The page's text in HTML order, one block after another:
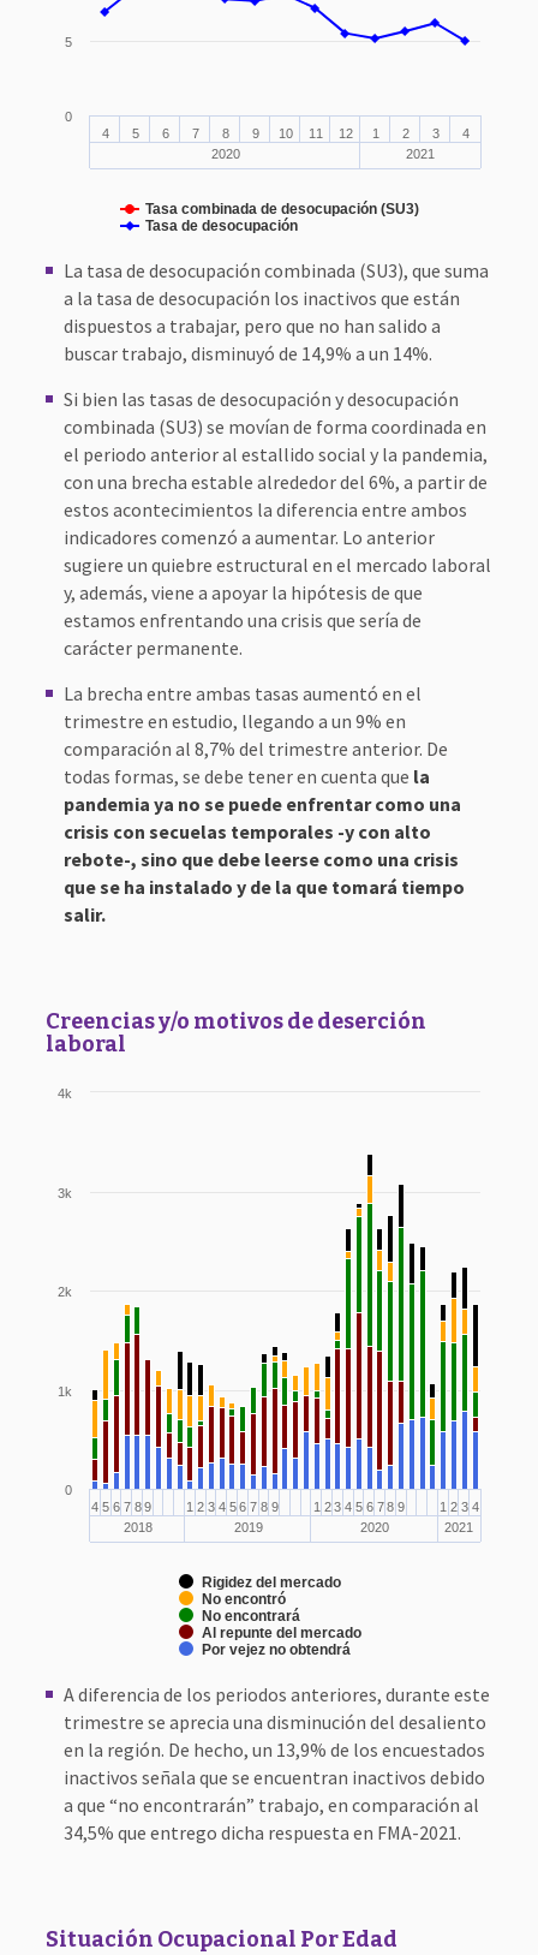
Tasa combinada de desocupación (SU3)
Tasa de desocupación
4
2020
5 6 7 8 9 10 11 12
1
2021
2 3 4
0
5
La tasa de desocupación combinada (SU3), que suma
a la tasa de desocupación los inactivos que están
dispuestos a trabajar, pero que no han salido a
buscar trabajo, disminuyó de 14,9% a un 14%.
Si bien las tasas de desocupación y desocupación
combinada (SU3) se movían de forma coordinada en
el periodo anterior al estallido social y la pandemia,
con una brecha estable alrededor del 6%, a partir de
estos acontecimientos la diferencia entre ambos
indicadores comenzó a aumentar. Lo anterior
sugiere un quiebre estructural en el mercado laboral
y, además, viene a apoyar la hipótesis de que
estamos enfrentando una crisis que sería de
carácter permanente.
La brecha entre ambas tasas aumentó en el
trimestre en estudio, llegando a un 9% en
comparación al 8,7% del trimestre anterior. De
todas formas, se debe tener en cuenta que la
pandemia ya no se puede enfrentar como una
crisis con secuelas temporales -y con alto
rebote-, sino que debe leerse como una crisis
que se ha instalado y de la que tomará tiempo
salir.
Creencias y/o motivos de deserción
laboral
Rigidez del mercado
No encontró
No encontrará
Al repunte del mercado
Por vejez no obtendrá
4
2018
5 6 7 8 9
1
2019
2 3 4 5 6 7 8 9
1
2020
2 3 4 5 6 7 8 9
1
2021
2 3 4
0
1k
2k
3k
4k
A diferencia de los periodos anteriores, durante este
trimestre se aprecia una disminución del desaliento
en la región. De hecho, un 13,9% de los encuestados
inactivos señala que se encuentran inactivos debido
a que “no encontrarán” trabajo, en comparación al
34,5% que entrego dicha respuesta en FMA-2021.
Situación Ocupacional Por Edad